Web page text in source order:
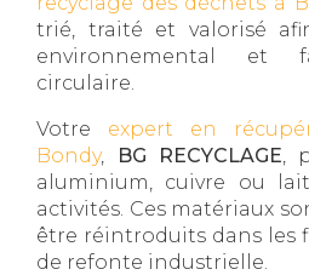
trié, traité et valorisé
environnemental et
circulaire.
Votre expert en
Bondy, BG RECYCLAGE,
aluminium, cuivre ou
activités. Ces matériaux
être réintroduits dans les
de refonte industrielle.